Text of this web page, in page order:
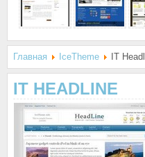
Главная IceTheme IT
IT HEADLINE